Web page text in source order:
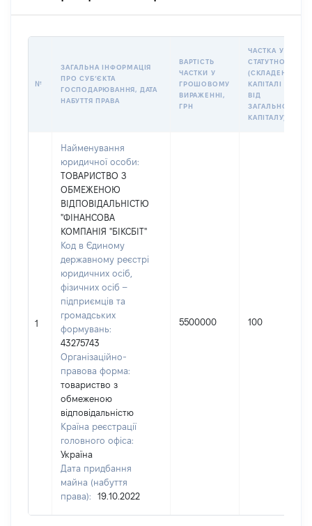
№
ЗАГАЛЬНА ІНФОРМАЦІЯ
ПРО СУБʼЄКТА
ГОСПОДАРЮВАННЯ, ДАТА
НАБУТТЯ ПРАВА
ВАРТІСТЬ
ЧАСТКИ У
ГРОШОВОМУ
ВИРАЖЕННІ,
ГРН
ЧАСТКА У
СТАТУТНОМУ
(СКЛАДЕНОМУ)
КАПІТАЛІ (%
ВІД
ЗАГАЛЬНОГО
КАПІТАЛУ)
1
Найменування
юридичної особи:
ТОВАРИСТВО З
ОБМЕЖЕНОЮ
ВІДПОВІДАЛЬНІСТЮ
"ФІНАНСОВА
КОМПАНІЯ "БІКСБІТ"
Код в Єдиному
державному реєстрі
юридичних осіб,
фізичних осіб –
підприємців та
громадських
формувань:
43275743
Організаційно-
правова форма:
товариство з
обмеженою
відповідальністю
Країна реєстрації
головного офіса:
Україна
Дата придбання
майна (набуття
права):
19.10.2022
5500000 100